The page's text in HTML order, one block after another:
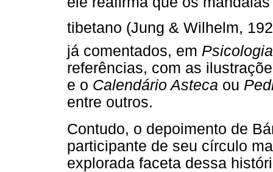
tibetano (Jung & Wilhelm,
já comentados, em
referências, com as
e o Calendário Asteca ou
entre outros.
Contudo, o depoimento de
participante de seu círculo
explorada faceta dessa